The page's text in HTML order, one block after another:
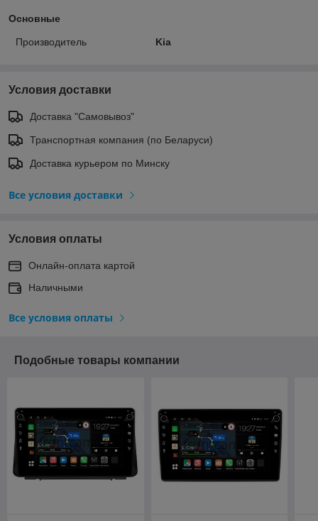
Основные
Производитель Kia
Условия доставки
Доставка "Самовывоз"
Транспортная компания (по Беларуси)
Доставка курьером по Минску
Все условия доставки
Условия оплаты
Онлайн-оплата картой
Наличными
Все условия оплаты
Подобные товары компании